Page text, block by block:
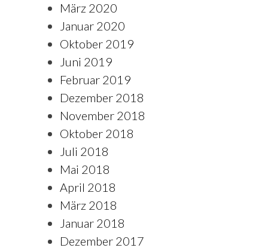
März 2020
Januar 2020
Oktober 2019
Juni 2019
Februar 2019
Dezember 2018
November 2018
Oktober 2018
Juli 2018
Mai 2018
April 2018
März 2018
Januar 2018
Dezember 2017